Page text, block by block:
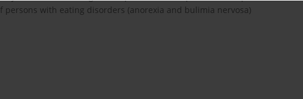
with eating disorders (anorexia and bulimia nervosa)